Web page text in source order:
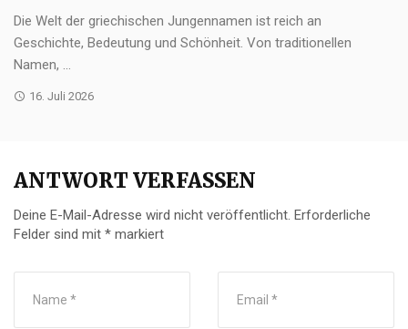
Die Welt der griechischen Jungennamen ist reich an
Geschichte, Bedeutung und Schönheit. Von traditionellen
Namen, ...
16. Juli 2026
ANTWORT VERFASSEN
Deine E-Mail-Adresse wird nicht veröffentlicht. Erforderliche
Felder sind mit * markiert